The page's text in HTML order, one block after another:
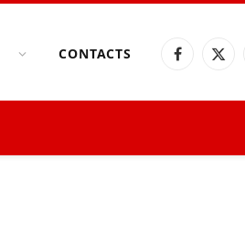
CONTACTS Facebook
X